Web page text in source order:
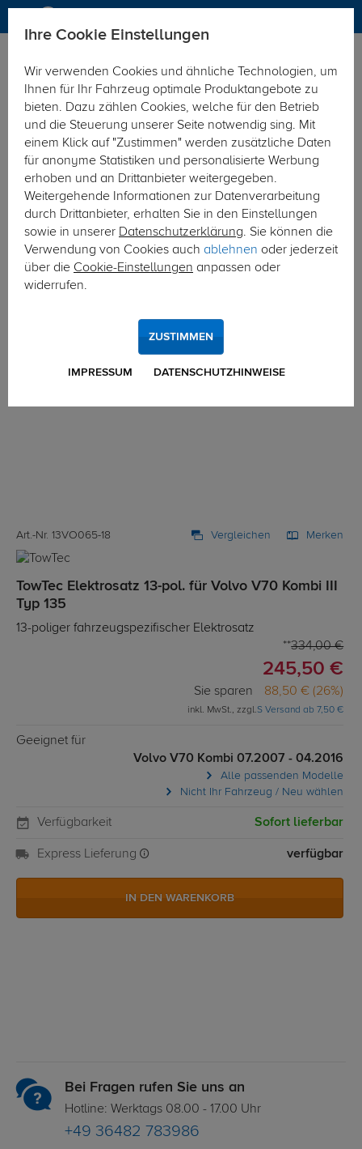
Hier geht's zur Fahrzeugübersicht: Volvo V70 Kombi
Art.-Nr. 13VO065-18 Vergleichen Merken
TowTec Elektrosatz 13-pol. für Volvo V70 Kombi III
Typ 135
13-poliger fahrzeugspezifischer Elektrosatz
334,00 €
245,50 €
Sie sparen 88,50 € (26%)
inkl. MwSt., zzgl.S Versand ab 7,50 €
Geeignet für
Volvo V70 Kombi 07.2007 - 04.2016
Alle passenden Modelle
Nicht Ihr Fahrzeug / Neu wählen
Verfügbarkeit Sofort lieferbar
Express Lieferung verfügbar
IN DEN WARENKORB
Bei Fragen rufen Sie uns an
Hotline: Werktags 08.00 - 17.00 Uhr
+49 36482 783986
Ihre Cookie Einstellungen
Wir verwenden Cookies und ähnliche Technologien, um
Ihnen für Ihr Fahrzeug optimale Produktangebote zu
bieten. Dazu zählen Cookies, welche für den Betrieb
und die Steuerung unserer Seite notwendig sing. Mit
einem Klick auf "Zustimmen" werden zusätzliche Daten
für anonyme Statistiken und personalisierte Werbung
erhoben und an Drittanbieter weitergegeben.
Weitergehende Informationen zur Datenverarbeitung
durch Drittanbieter, erhalten Sie in den Einstellungen
sowie in unserer Datenschutzerklärung. Sie können die
Verwendung von Cookies auch ablehnen oder jederzeit
über die Cookie-Einstellungen anpassen oder
widerrufen.
IMPRESSUM DATENSCHUTZHINWEISE
ZUSTIMMEN